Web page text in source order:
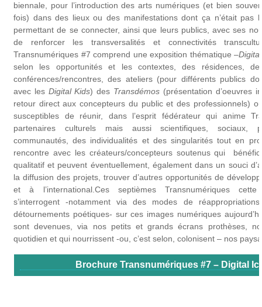
biennale, pour l’introduction des arts numériques (et bien
fois) dans des lieux ou des manifestations dont ça n’était pas
permettant de se connecter, ainsi que leurs publics, avec ses
de renforcer les transversalités et connectivités
Transnumériques #7 comprend une exposition thématique –
selon les opportunités et les contextes, des résidences,
conférences/rencontres, des ateliers (pour différents publics
avec les Digital Kids) des ​ Transdémos
(présentation d’oeuvres
retour direct aux concepteurs du public et des professionnels)
susceptibles de réunir, dans l’esprit fédérateur qui anime
partenaires culturels mais aussi scientifiques, sociaux,
communautés, des individualités et des singularités tout en
rencontre avec les créateurs/concepteurs soutenus qui
qualitatif et peuvent éventuellement, également dans un souci
la diffusion des projets, trouver d’autres opportunités de
et à l’international.Ces septièmes Transnumériques
s’interrogent -notamment via des modes de
détournements poétiques- sur ces images numériques
sont devenues, via nos petits et grands écrans prothèses,
quotidien et qui nourrissent -ou, c’est selon, colonisent – nos
Brochure Transnumériques #7 – Digital